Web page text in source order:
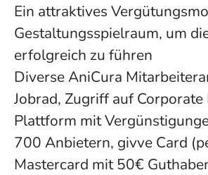
Ein attraktives
Gestaltungsspielraum, um
erfolgreich zu führen
Diverse AniCura
Jobrad, Zugriff auf Corporate
Plattform mit
700 Anbietern, givve Card
Mastercard mit 50€